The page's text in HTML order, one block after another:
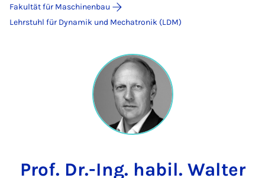
Fakultät für Maschinenbau
Lehrstuhl für Dynamik und Mechatronik (LDM)
Prof. Dr.-Ing. habil. Walter